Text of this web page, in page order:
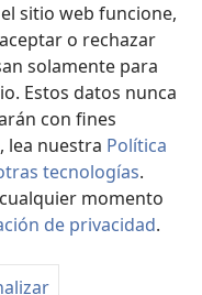
sitio web funcione,
o rechazar
solamente para
Estos datos nunca
con fines
lea nuestra Política
tecnologías.
momento
de privacidad.
Society of Pennsylvania.
|DATOSKUNATA
DE PRIVACIDAD